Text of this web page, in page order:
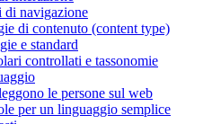
di navigazione
di contenuto (content type)
e standard
controllati e tassonomie
le persone sul web
per un linguaggio semplice